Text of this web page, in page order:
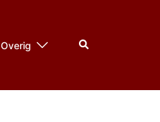
Overig Zoeken